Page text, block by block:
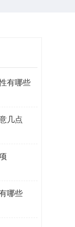
有哪些
几点
哪些